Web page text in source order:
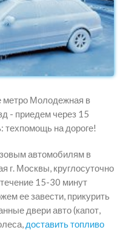
метро Молодежная в
- приедем через 15
техпомощь на дороге!
автомобилям в
г. Москвы, круглосуточно
15-30 минут
ее завести, прикурить
двери авто (капот,
доставить топливо